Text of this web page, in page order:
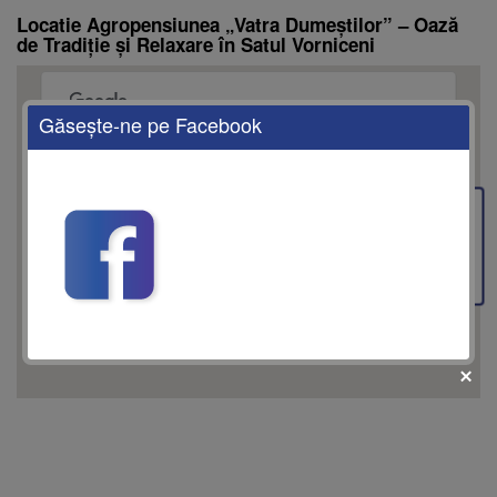
Locatie Agropensiunea „Vatra Dumeștilor” – Oază
de Tradiție și Relaxare în Satul Vorniceni
This page can't load Google Maps correctly.
Găseşte-ne pe Facebook